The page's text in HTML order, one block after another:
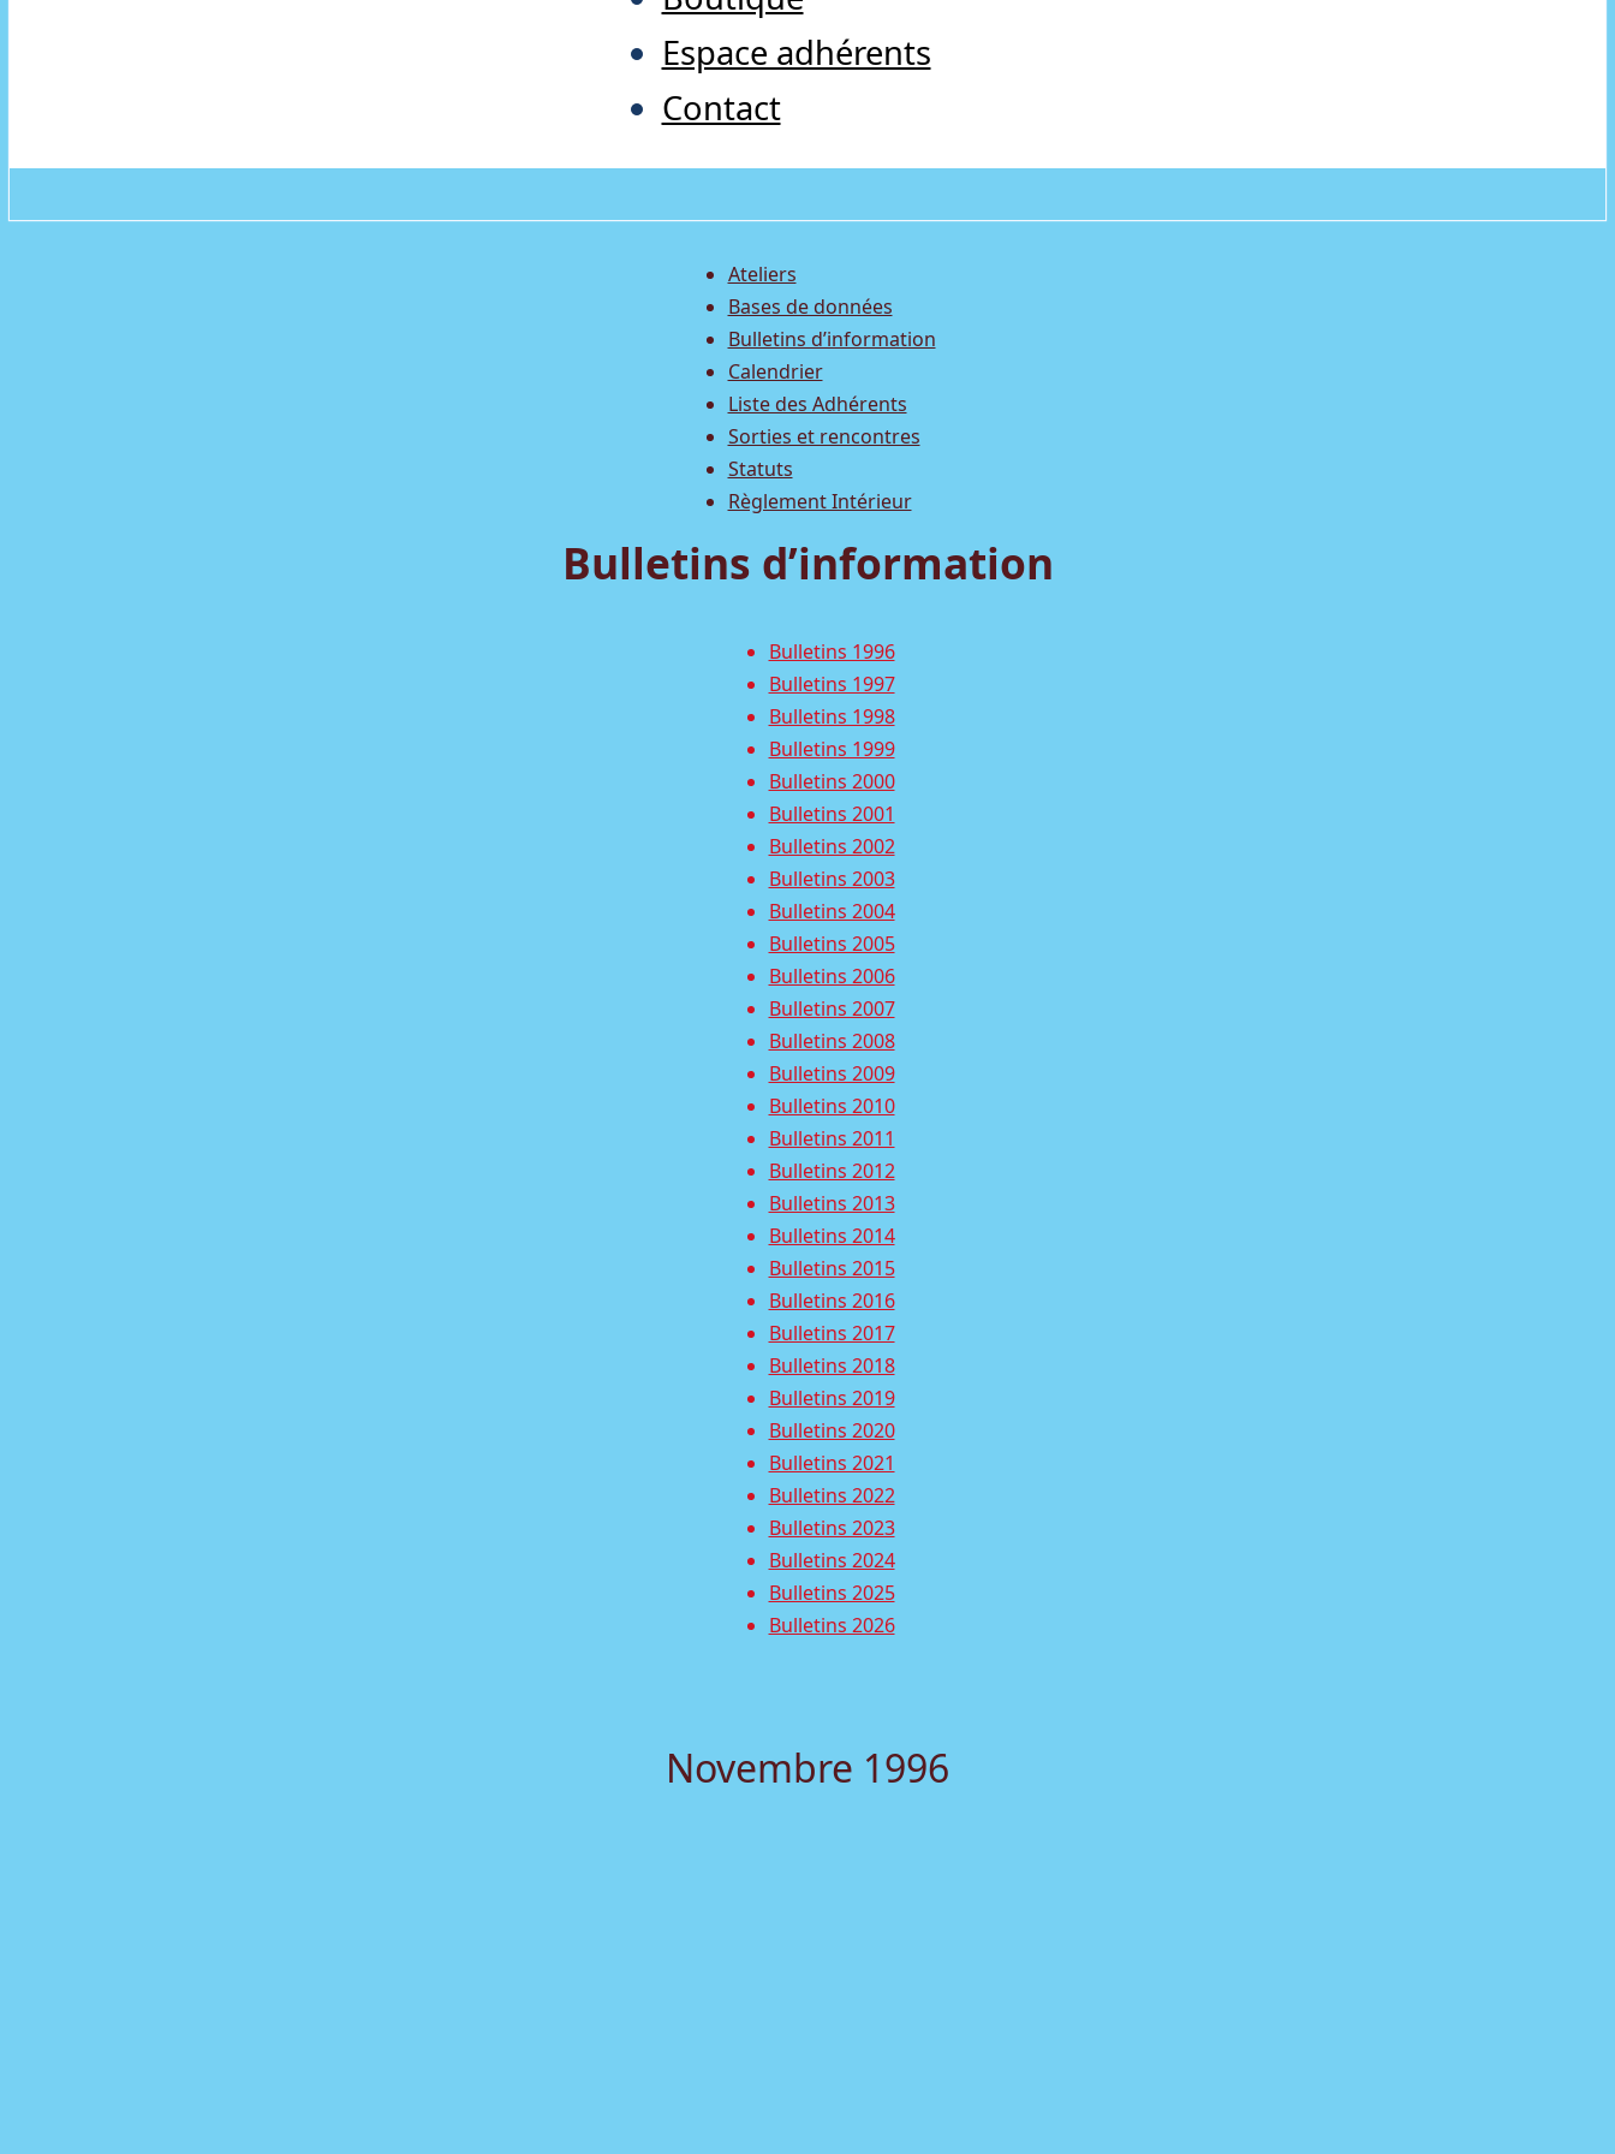
Espace adhérents
Contact
Ateliers
Bases de données
Bulletins d’information
Calendrier
Liste des Adhérents
Sorties et rencontres
Statuts
Règlement Intérieur
Bulletins d’information
Bulletins 1996
Bulletins 1997
Bulletins 1998
Bulletins 1999
Bulletins 2000
Bulletins 2001
Bulletins 2002
Bulletins 2003
Bulletins 2004
Bulletins 2005
Bulletins 2006
Bulletins 2007
Bulletins 2008
Bulletins 2009
Bulletins 2010
Bulletins 2011
Bulletins 2012
Bulletins 2013
Bulletins 2014
Bulletins 2015
Bulletins 2016
Bulletins 2017
Bulletins 2018
Bulletins 2019
Bulletins 2020
Bulletins 2021
Bulletins 2022
Bulletins 2023
Bulletins 2024
Bulletins 2025
Bulletins 2026
Novembre 1996